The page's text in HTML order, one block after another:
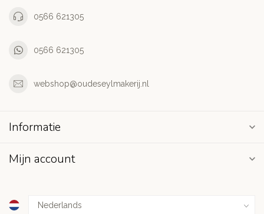
0566 621305
0566 621305
webshop@oudeseylmakerij.nl
Informatie
Mijn account